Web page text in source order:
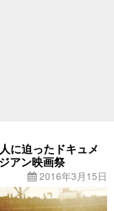
に迫ったドキュメ
アン映画祭
2016年3月15日